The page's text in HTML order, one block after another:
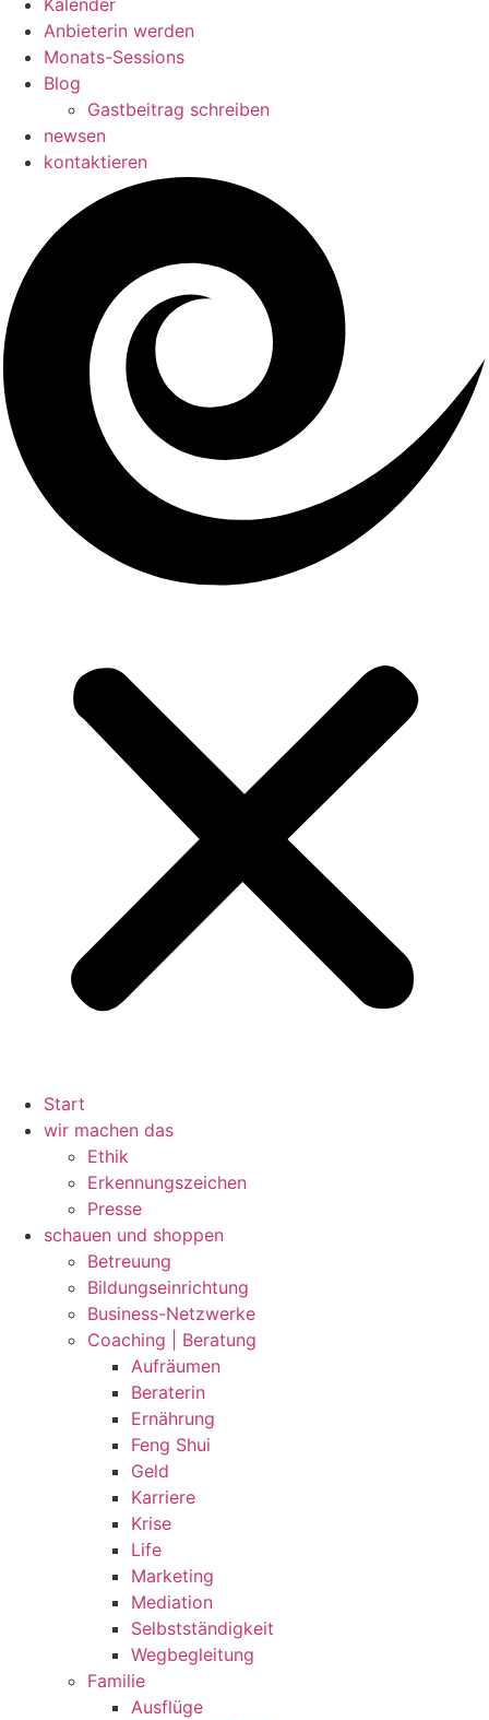
Kalender
Anbieterin werden
Monats-Sessions
Blog
Gastbeitrag schreiben
newsen
kontaktieren
Start
wir machen das
Ethik
Erkennungszeichen
Presse
schauen und shoppen
Betreuung
Bildungseinrichtung
Business-Netzwerke
Coaching | Beratung
Aufräumen
Beraterin
Ernährung
Feng Shui
Geld
Karriere
Krise
Life
Marketing
Mediation
Selbstständigkeit
Wegbegleitung
Familie
Ausflüge